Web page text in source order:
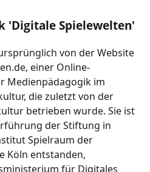
'Digitale Spielewelten'
von der Website
einer Online-
Medienpädagogik im
die zuletzt von der
betrieben wurde. Sie ist
der Stiftung in
Spielraum der
Köln entstanden,
für Digitales